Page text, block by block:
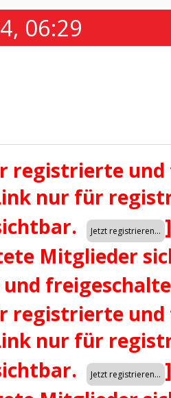
06:29
registrierte
nur für
]
Mitglieder
registrierte
nur für
]